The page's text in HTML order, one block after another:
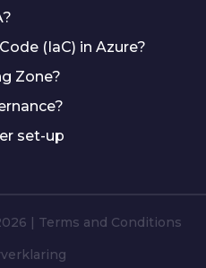
(IaC) in Azure?
Zone?
set-up
| Terms and Conditions